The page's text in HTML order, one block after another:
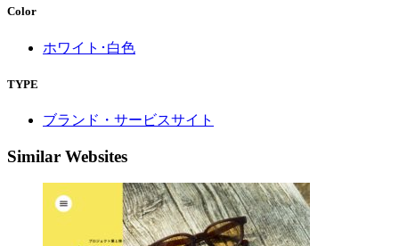
Color
ホワイト･白色
TYPE
ブランド・サービスサイト
Similar Websites